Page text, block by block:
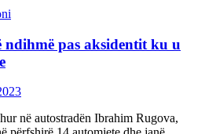
ndihmë pas aksidentit ku u
në autostradën Ibrahim Rugova,